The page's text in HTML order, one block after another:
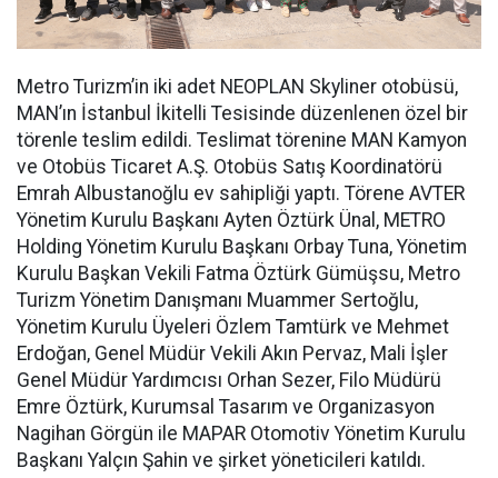
Metro Turizm’in iki adet NEOPLAN Skyliner otobüsü,
MAN’ın İstanbul İkitelli Tesisinde düzenlenen özel bir
törenle teslim edildi. Teslimat törenine MAN Kamyon
ve Otobüs Ticaret A.Ş. Otobüs Satış Koordinatörü
Emrah Albustanoğlu ev sahipliği yaptı. Törene AVTER
Yönetim Kurulu Başkanı Ayten Öztürk Ünal, METRO
Holding Yönetim Kurulu Başkanı Orbay Tuna, Yönetim
Kurulu Başkan Vekili Fatma Öztürk Gümüşsu, Metro
Turizm Yönetim Danışmanı Muammer Sertoğlu,
Yönetim Kurulu Üyeleri Özlem Tamtürk ve Mehmet
Erdoğan, Genel Müdür Vekili Akın Pervaz, Mali İşler
Genel Müdür Yardımcısı Orhan Sezer, Filo Müdürü
Emre Öztürk, Kurumsal Tasarım ve Organizasyon
Nagihan Görgün ile MAPAR Otomotiv Yönetim Kurulu
Başkanı Yalçın Şahin ve şirket yöneticileri katıldı.